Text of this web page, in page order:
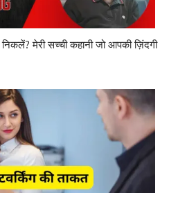
मेरी सच्ची कहानी जो आपकी ज़िंदगी